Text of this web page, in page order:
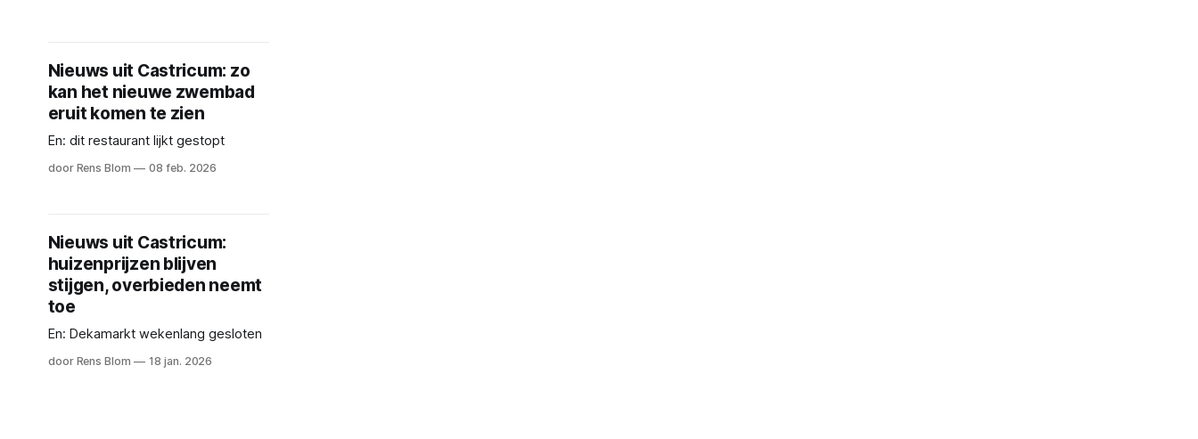
Nieuws uit Castricum: zo
kan het nieuwe zwembad
eruit komen te zien
En: dit restaurant lijkt gestopt
door Rens Blom 08 feb. 2026
Nieuws uit Castricum:
huizenprijzen blijven
stijgen, overbieden neemt
toe
En: Dekamarkt wekenlang gesloten
door Rens Blom 18 jan. 2026